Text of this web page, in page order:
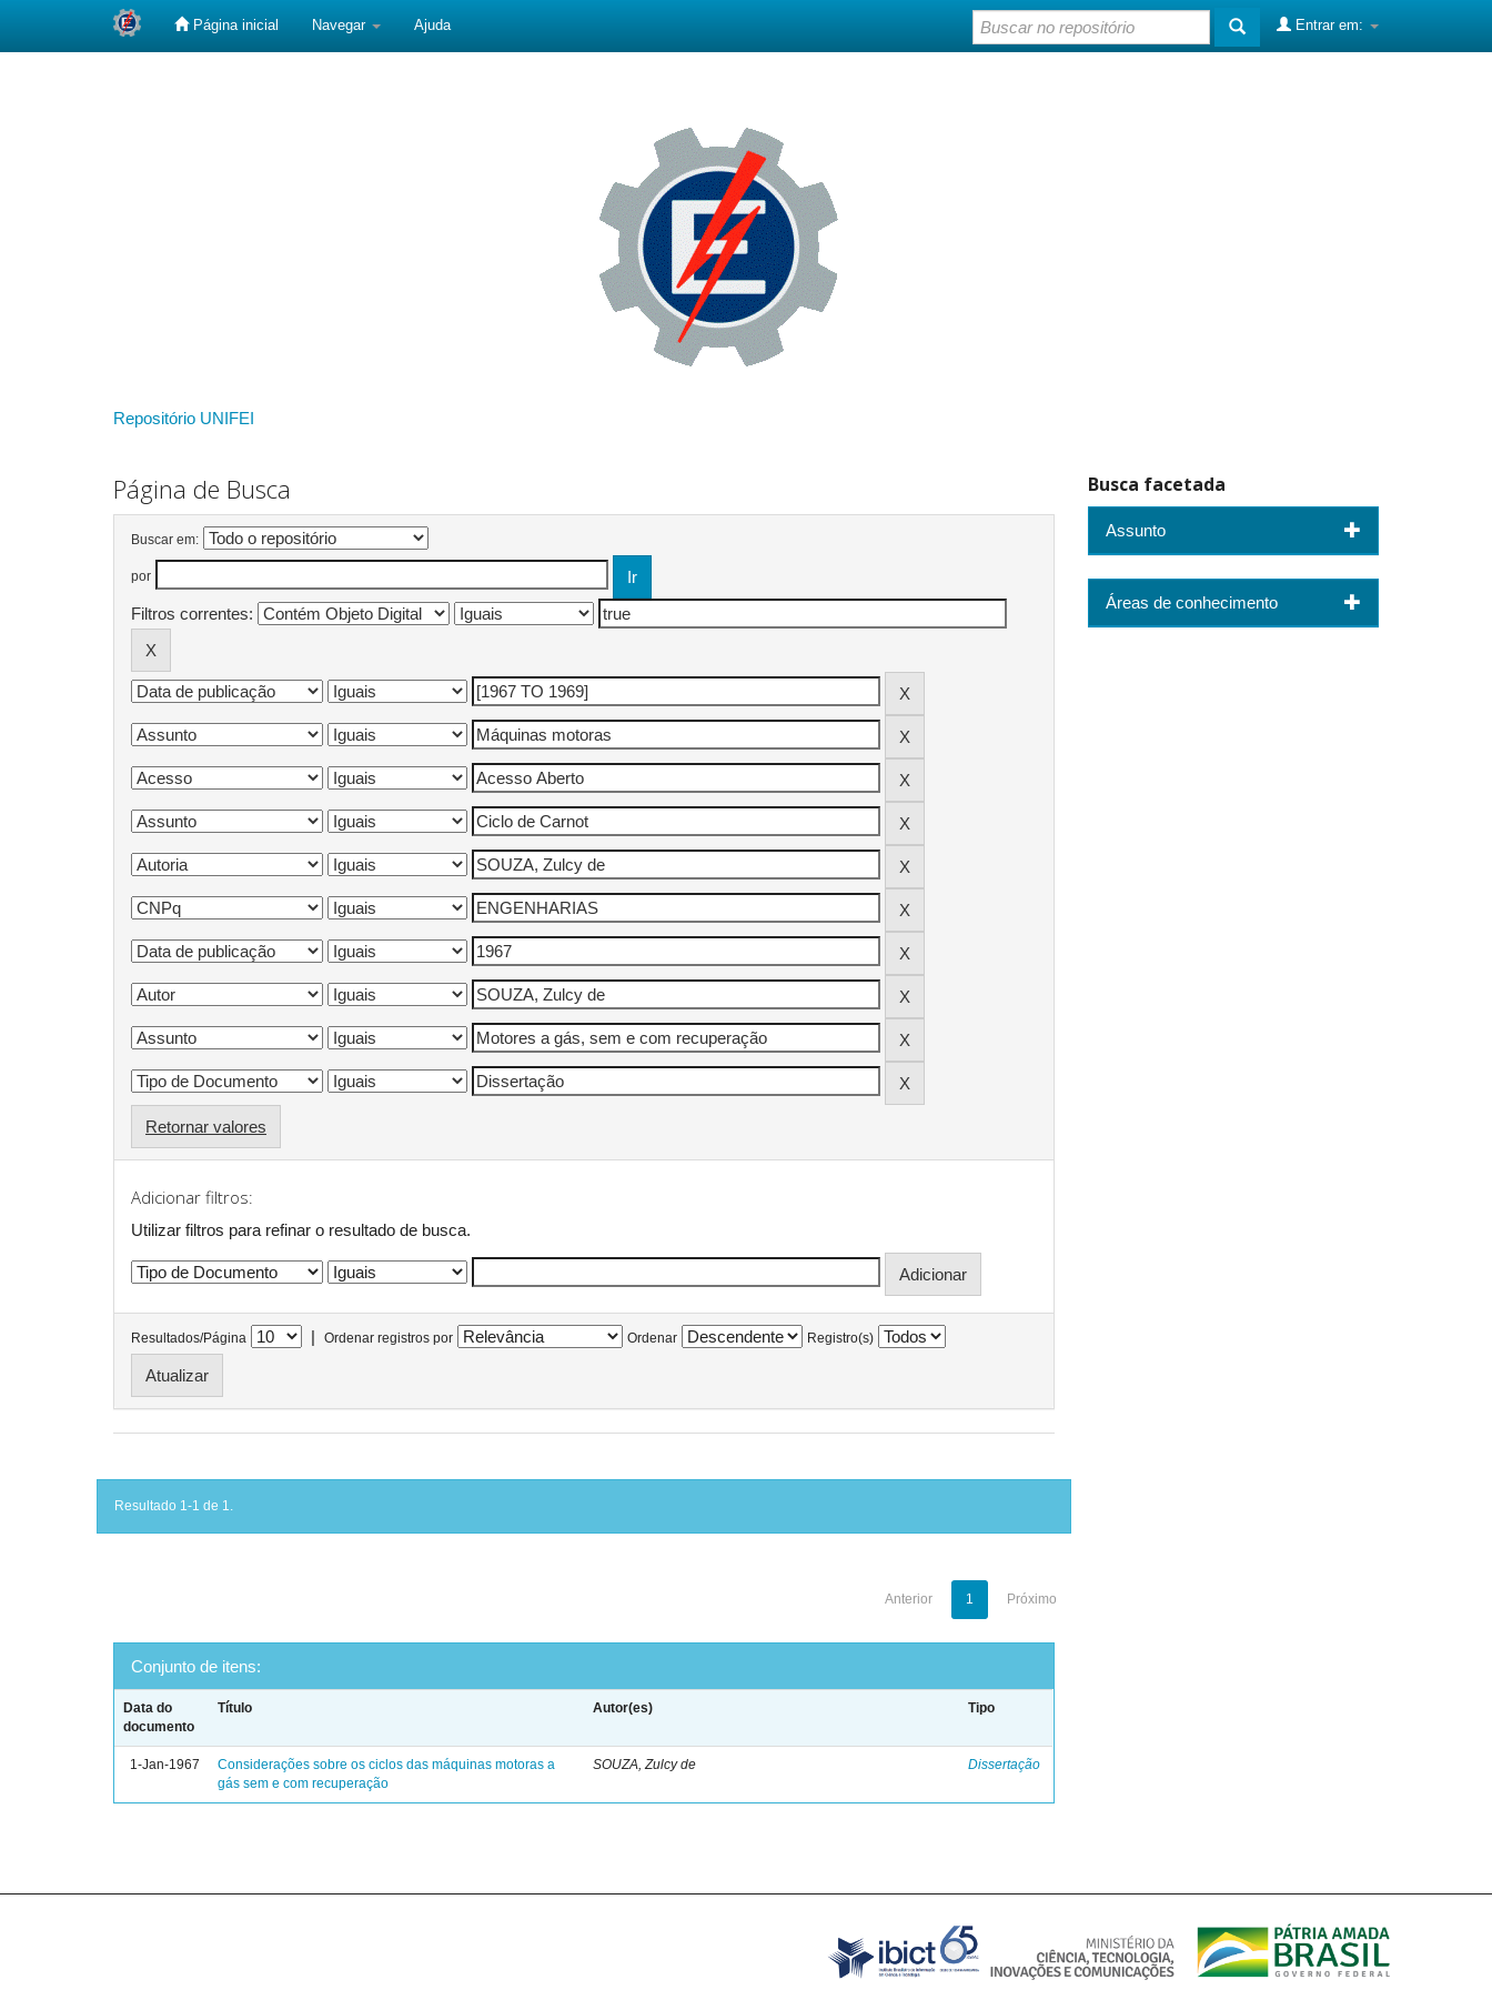
Página inicial Navegar Ajuda Entrar em:
Repositório UNIFEI
Página de Busca
Buscar em:
por
Filtros correntes:
Retornar valores
Adicionar filtros:
Utilizar filtros para refinar o resultado de busca.
Resultados/Página | Ordenar registros por Ordenar Registro(s)
Resultado 1-1 de 1.
Anterior 1 Próximo
Conjunto de itens:
Data do
documento
Título Autor(es) Tipo
1-Jan-1967
Considerações sobre os ciclos das máquinas motoras a
gás sem e com recuperação
SOUZA, Zulcy de Dissertação
Busca facetada
Assunto
Áreas de conhecimento